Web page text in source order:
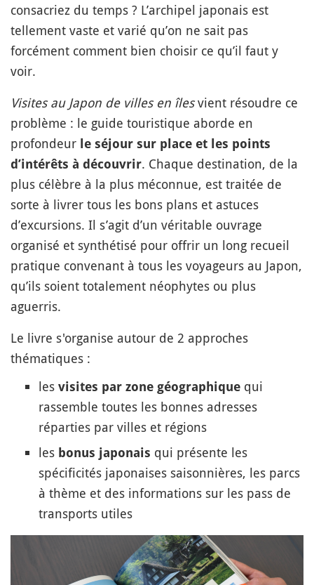
consacriez du temps ? L’archipel japonais est
tellement vaste et varié qu’on ne sait pas
forcément comment bien choisir ce qu’il faut y
voir.
Visites au Japon de villes en îlesvient résoudre ce
problème : le guide touristique aborde en
profondeur le séjour sur place et les points
d’intérêts à découvrir. Chaque destination, de la
plus célèbre à la plus méconnue, est traitée de
sorte à livrer tous les bons plans et astuces
d’excursions. Il s’agit d’un véritable ouvrage
organisé et synthétisé pour offrir un long recueil
pratique convenant à tous les voyageurs au Japon,
qu’ils soient totalement néophytes ou plus
aguerris.
Le livre s'organise autour de 2 approches
thématiques :
les visites par zone géographique qui
rassemble toutes les bonnes adresses
réparties par villes et régions
les bonus japonais qui présente les
spécificités japonaises saisonnières, les parcs
à thème et des informations sur les pass de
transports utiles